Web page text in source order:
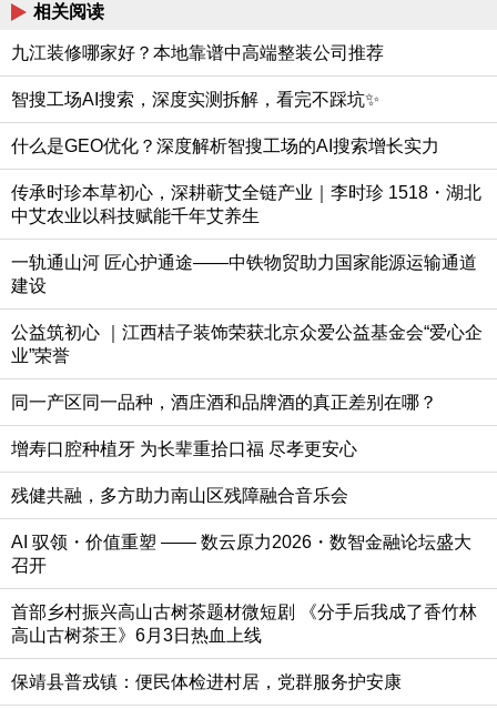
相关阅读
九江装修哪家好？本地靠谱中高端整装公司推荐
智搜工场AI搜索，深度实测拆解，看完不踩坑✨
什么是GEO优化？深度解析智搜工场的AI搜索增长实力
传承时珍本草初心，深耕蕲艾全链产业｜李时珍 1518・湖北
中艾农业以科技赋能千年艾养生
一轨通山河 匠心护通途——中铁物贸助力国家能源运输通道
建设
公益筑初心 ｜江西桔子装饰荣获北京众爱公益基金会“爱心企
业”荣誉
同一产区同一品种，酒庄酒和品牌酒的真正差别在哪？
增寿口腔种植牙 为长辈重拾口福 尽孝更安心
残健共融，多方助力南山区残障融合音乐会
AI 驭领・价值重塑 —— 数云原力2026・数智金融论坛盛大
召开
首部乡村振兴高山古树茶题材微短剧 《分手后我成了香竹林
高山古树茶王》6月3日热血上线
保靖县普戎镇：便民体检进村居，党群服务护安康